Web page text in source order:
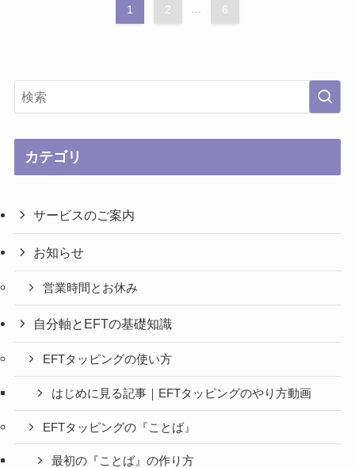
1 2 ... 6
カテゴリ
サービスのご案内
お知らせ
営業時間とお休み
自分軸とEFTの基礎知識
EFTタッピングの使い方
はじめに見る記事｜EFTタッピングのやり方動画
EFTタッピングの『ことば』
最初の『ことば』の作り方